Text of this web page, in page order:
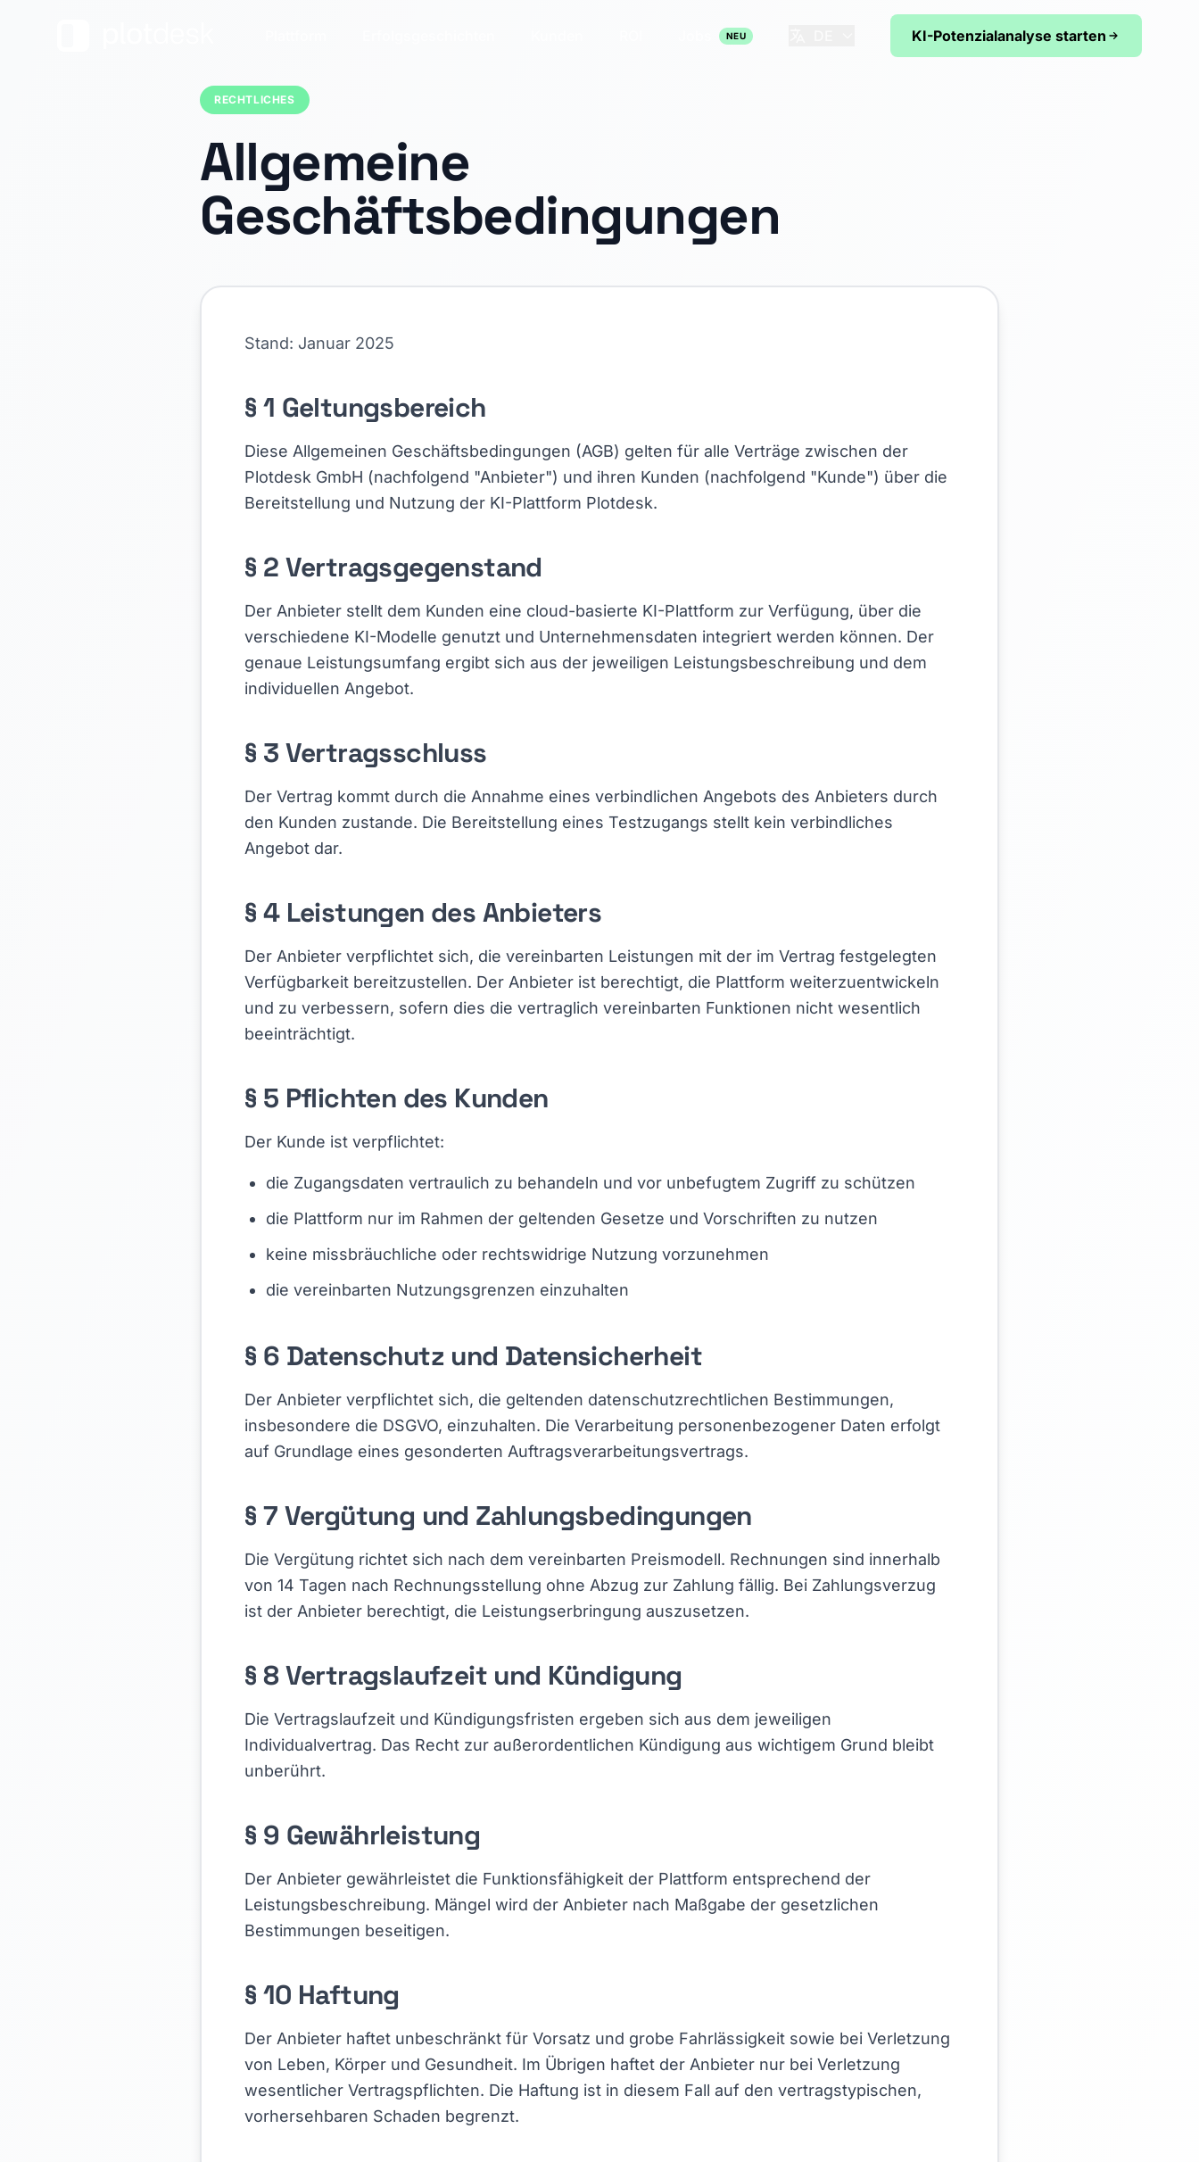
NEU KI-Potenzialanalyse starten
RECHTLICHES
Allgemeine
Geschäftsbedingungen
Stand: Januar 2025
§ 1 Geltungsbereich
Diese Allgemeinen Geschäftsbedingungen (AGB) gelten für alle Verträge zwischen der
Plotdesk GmbH (nachfolgend "Anbieter") und ihren Kunden (nachfolgend "Kunde") über die
Bereitstellung und Nutzung der KI-Plattform Plotdesk.
§ 2 Vertragsgegenstand
Der Anbieter stellt dem Kunden eine cloud-basierte KI-Plattform zur Verfügung, über die
verschiedene KI-Modelle genutzt und Unternehmensdaten integriert werden können. Der
genaue Leistungsumfang ergibt sich aus der jeweiligen Leistungsbeschreibung und dem
individuellen Angebot.
§ 3 Vertragsschluss
Der Vertrag kommt durch die Annahme eines verbindlichen Angebots des Anbieters durch
den Kunden zustande. Die Bereitstellung eines Testzugangs stellt kein verbindliches
Angebot dar.
§ 4 Leistungen des Anbieters
Der Anbieter verpflichtet sich, die vereinbarten Leistungen mit der im Vertrag festgelegten
Verfügbarkeit bereitzustellen. Der Anbieter ist berechtigt, die Plattform weiterzuentwickeln
und zu verbessern, sofern dies die vertraglich vereinbarten Funktionen nicht wesentlich
beeinträchtigt.
§ 5 Pflichten des Kunden
Der Kunde ist verpflichtet:
die Zugangsdaten vertraulich zu behandeln und vor unbefugtem Zugriff zu schützen
die Plattform nur im Rahmen der geltenden Gesetze und Vorschriften zu nutzen
keine missbräuchliche oder rechtswidrige Nutzung vorzunehmen
die vereinbarten Nutzungsgrenzen einzuhalten
§ 6 Datenschutz und Datensicherheit
Der Anbieter verpflichtet sich, die geltenden datenschutzrechtlichen Bestimmungen,
insbesondere die DSGVO, einzuhalten. Die Verarbeitung personenbezogener Daten erfolgt
auf Grundlage eines gesonderten Auftragsverarbeitungsvertrags.
§ 7 Vergütung und Zahlungsbedingungen
Die Vergütung richtet sich nach dem vereinbarten Preismodell. Rechnungen sind innerhalb
von 14 Tagen nach Rechnungsstellung ohne Abzug zur Zahlung fällig. Bei Zahlungsverzug
ist der Anbieter berechtigt, die Leistungserbringung auszusetzen.
§ 8 Vertragslaufzeit und Kündigung
Die Vertragslaufzeit und Kündigungsfristen ergeben sich aus dem jeweiligen
Individualvertrag. Das Recht zur außerordentlichen Kündigung aus wichtigem Grund bleibt
unberührt.
§ 9 Gewährleistung
Der Anbieter gewährleistet die Funktionsfähigkeit der Plattform entsprechend der
Leistungsbeschreibung. Mängel wird der Anbieter nach Maßgabe der gesetzlichen
Bestimmungen beseitigen.
§ 10 Haftung
Der Anbieter haftet unbeschränkt für Vorsatz und grobe Fahrlässigkeit sowie bei Verletzung
von Leben, Körper und Gesundheit. Im Übrigen haftet der Anbieter nur bei Verletzung
wesentlicher Vertragspflichten. Die Haftung ist in diesem Fall auf den vertragstypischen,
vorhersehbaren Schaden begrenzt.